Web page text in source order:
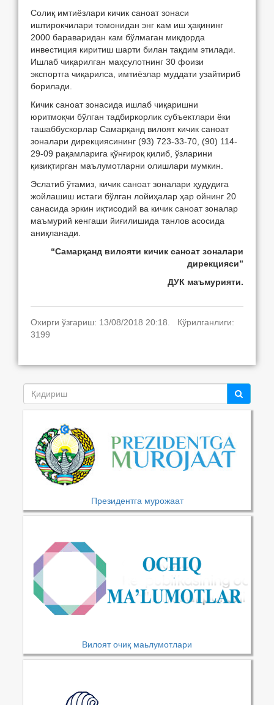
Солиқ имтиёзлари кичик саноат зонаси
иштирокчилари томонидан энг кам иш ҳақининг
2000 бараваридан кам бўлмаган миқдорда
инвестиция киритиш шарти билан тақдим этилади.
Ишлаб чиқарилган маҳсулотнинг 30 фоизи
экспортга чиқарилса, имтиёзлар муддати узайтириб
борилади.
Кичик саноат зонасида ишлаб чиқаришни
юритмоқчи бўлган тадбиркорлик субъектлари ёки
ташаббускорлар Самарқанд вилоят кичик саноат
зоналари дирекциясининг (93) 723-33-70, (90) 114-
29-09 рақамларига қўнғироқ қилиб, ўзларини
қизиқтирган маълумотларни олишлари мумкин.
Эслатиб ўтамиз, кичик саноат зоналари ҳудудига
жойлашиш истаги бўлган лойиҳалар ҳар ойнинг 20
санасида эркин иқтисодий ва кичик саноат зоналар
маъмурий кенгаши йиғилишида танлов асосида
аниқланади.
“Самарқанд вилояти кичик саноат зоналари
дирекцияси”
ДУК маъмурияти.
Охирги ўзгариш: 13/08/2018 20:18. Кўрилганлиги:
3199
Президентга мурожаат
Вилоят очиқ маьлумотлари